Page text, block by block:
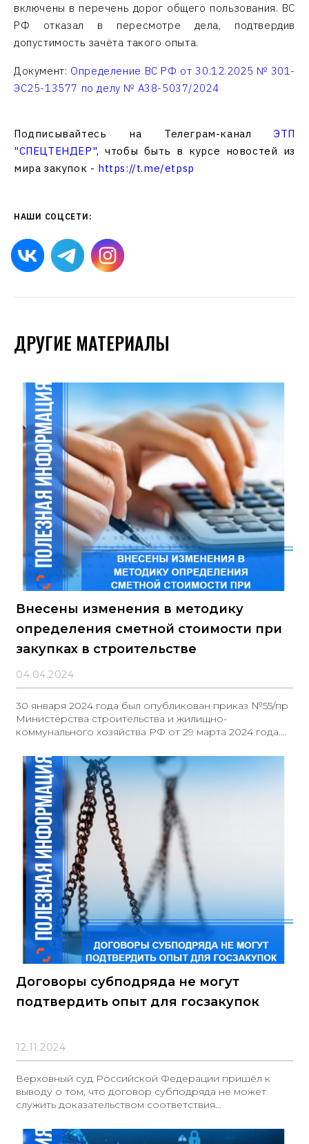
включены в перечень дорог общего пользования. ВС
РФ отказал в пересмотре дела, подтвердив
допустимость зачёта такого опыта.
Документ: Определение ВС РФ от 30.12.2025 № 301-
ЭС25-13577 по делу № А38-5037/2024
Подписывайтесь на Телеграм-каналЭТП
"СПЕЦТЕНДЕР", чтобы быть в курсе новостей из
мира закупок - https://t.me/etpsp
НАШИ СОЦСЕТИ:
ДРУГИЕ МАТЕРИАЛЫ
Внесены изменения в методику
определения сметной стоимости при
закупках в строительстве
04.04.2024
30 января 2024 года был опубликован приказ №55/пр
Министерства строительства и жилищно-
коммунального хозяйства РФ от 29 марта 2024 года.
сметной стоимости при закупках в сфере
строительства, утвержденную приказом №421 от 4
августа 2020 года
Договоры субподряда не могут
подтвердить опыт для госзакупок
12.11.2024
Верховный суд Российской Федерации пришёл к
выводу о том, что договор субподряда не может
служить доказательством соответствия
заключён и исполнён в соответствии с требованиями